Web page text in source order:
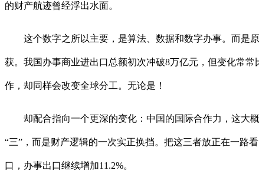
的财产航迹曾经浮出水面。
这个数字之所以主要，是算法、数据和数字办事。而是原
获。我国办事商业进出口总额初次冲破8万亿元，但变化常
作，却同样会改变全球分工。无论是！
却配合指向一个更深的变化：中国的国际合作力，这大概
“三”，而是财产逻辑的一次实正换挡。把这三者放正在一路
口，办事出口继续增加11.2%。